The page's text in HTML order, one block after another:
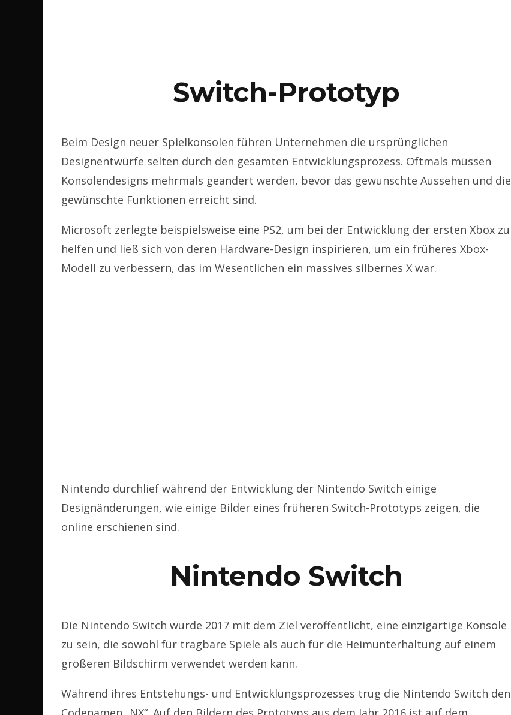
Switch-Prototyp
Beim Design neuer Spielkonsolen führen Unternehmen die ursprünglichen
Designentwürfe selten durch den gesamten Entwicklungsprozess. Oftmals müssen
Konsolendesigns mehrmals geändert werden, bevor das gewünschte Aussehen und die
gewünschte Funktionen erreicht sind.
Microsoft zerlegte beispielsweise eine PS2, um bei der Entwicklung der ersten Xbox zu
helfen und ließ sich von deren Hardware-Design inspirieren, um ein früheres Xbox-
Modell zu verbessern, das im Wesentlichen ein massives silbernes X war.
Nintendo durchlief während der Entwicklung der Nintendo Switch einige
Designänderungen, wie einige Bilder eines früheren Switch-Prototyps zeigen, die
online erschienen sind.
Nintendo Switch
Die Nintendo Switch wurde 2017 mit dem Ziel veröffentlicht, eine einzigartige Konsole
zu sein, die sowohl für tragbare Spiele als auch für die Heimunterhaltung auf einem
größeren Bildschirm verwendet werden kann.
Während ihres Entstehungs- und Entwicklungsprozesses trug die Nintendo Switch den